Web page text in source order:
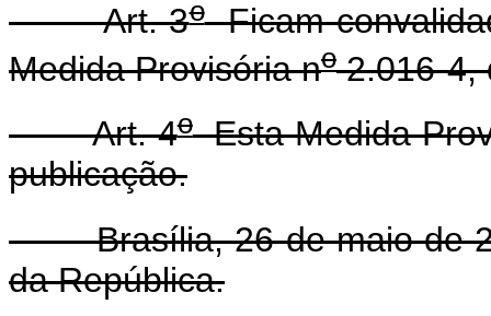
Art. 3oFicam
Medida Provisória no2.016-4,
Art. 4oEsta Medida
publicação.
Brasília, 26 de maio de
da República.